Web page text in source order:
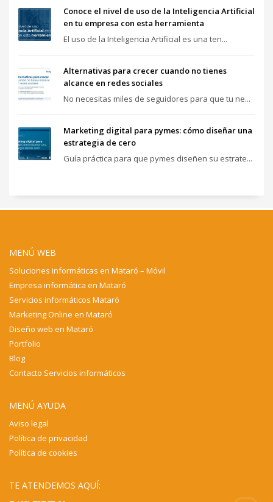
Conoce el nivel de uso de la Inteligencia Artificial
en tu empresa con esta herramienta
El uso de la Inteligencia Artificial es una ten...
Alternativas para crecer cuando no tienes
alcance en redes sociales
No necesitas miles de seguidores para que tu ne...
Marketing digital para pymes: cómo diseñar una
estrategia de cero
Guía práctica para que pymes diseñen su estrate...
MENÚ WEB
Soluciones informáticas en Mataró – Móvil
Empresa informática en Mataró
Servicios informáticos Mataró
Marketing Online en Mataró
Diseño web en Mataró
Portfolio
Blog
Contacto Servicios informáticos
MENÚ AYUDA
Aviso legal
Política de privacidad
Política de cookies
TE ATENDEMOS AQUÍ: